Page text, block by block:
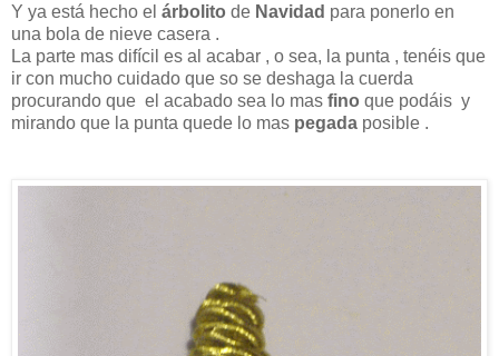
Y ya está hecho el árbolito de Navidad para ponerlo en
una bola de nieve casera .
La parte mas difícil es al acabar , o sea, la punta , tenéis que
ir con mucho cuidado que so se deshaga la cuerda
procurando que el acabado sea lo mas fino que podáis y
mirando que la punta quede lo mas pegada posible .